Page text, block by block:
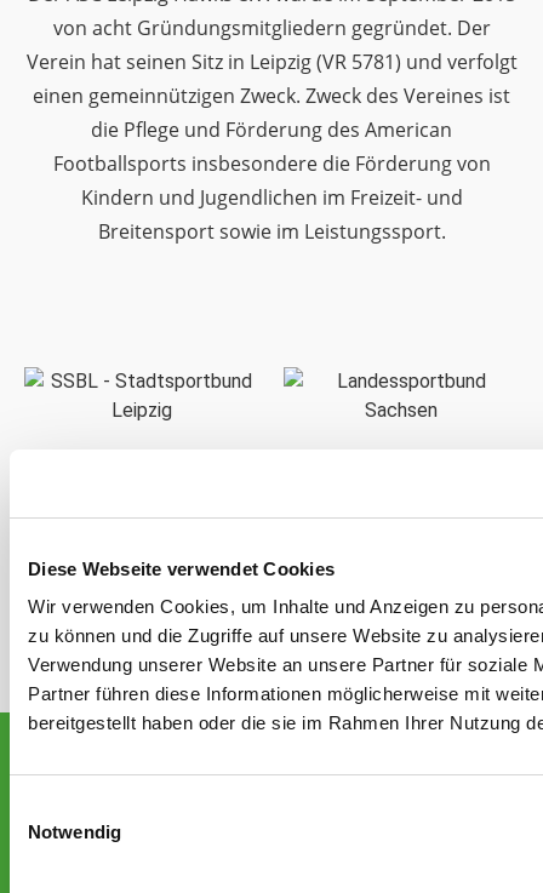
Diese Webseite verwendet Cookies
Wir verwenden Cookies, um Inhalte und Anzeigen zu
zu können und die Zugriffe auf unsere Website zu
Verwendung unserer Website an unsere Partner für soziale
Partner führen diese Informationen möglicherweise mit
bereitgestellt haben oder die sie im Rahmen Ihrer Nutzung
Notwendig
von acht Gründungsmitgliedern gegründet. Der
Verein hat seinen Sitz in Leipzig (VR 5781) und verfolgt
einen gemeinnützigen Zweck. Zweck des Vereines ist
die Pflege und Förderung des American
Footballsports insbesondere die Förderung von
Kindern und Jugendlichen im Freizeit- und
Breitensport sowie im Leistungssport.
Postadresse